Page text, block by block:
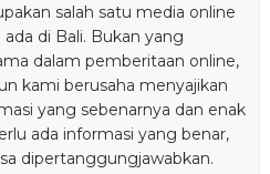
salah satu media online
ada di Bali. Bukan yang
dalam pemberitaan online,
kami berusaha menyajikan
yang sebenarnya dan enak
ada informasi yang benar,
dipertanggungjawabkan.